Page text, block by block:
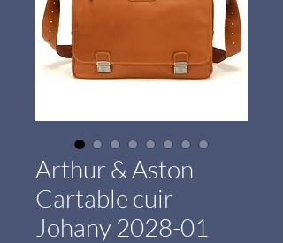
Arthur & Aston
Cartable cuir
Johany 2028-01